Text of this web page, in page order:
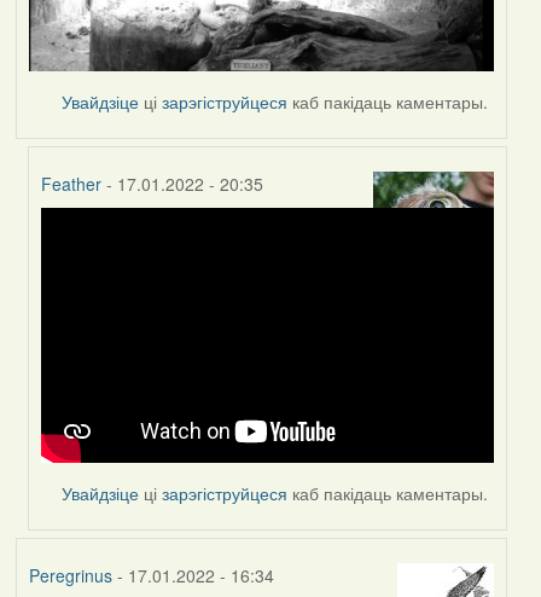
Увайдзіце цізарэгіструйцеся каб пакідаць каментары.
Feather - 17.01.2022 - 20:35
Увайдзіце цізарэгіструйцеся каб пакідаць каментары.
Peregrinus- 17.01.2022 - 16:34